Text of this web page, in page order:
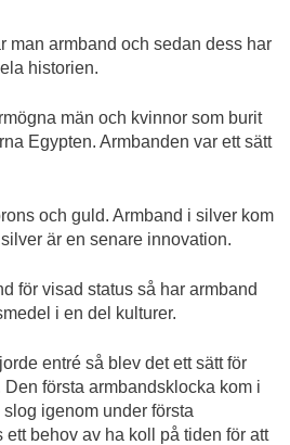
man armband och sedan dess har
historien.
män och kvinnor som burit
Egypten. Armbanden var ett sätt
och guld. Armband i silver kom
är en senare innovation.
för visad status så har armband
i en del kulturer.
entré så blev det ett sätt för
Den första armbandsklocka kom i
igenom under första
behov av ha koll på tiden för att